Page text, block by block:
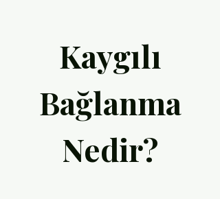
Kaygılı
Bağlanma
Nedir?